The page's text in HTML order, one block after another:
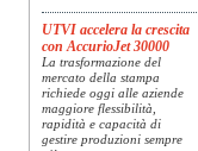
UTVI accelera la crescita
con AccurioJet 30000
La trasformazione del
mercato della stampa
richiede oggi alle aziende
maggiore flessibilità,
rapidità e capacità di
gestire produzioni sempre
più...